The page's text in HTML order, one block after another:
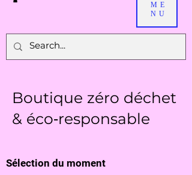
ME
NU
Sélection du moment
Boutique zéro déchet
& éco‑responsable